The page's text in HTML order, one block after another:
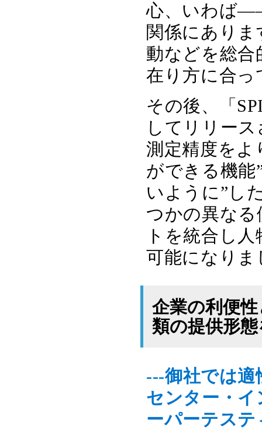
心、いわば
関係にあり
動などを総合
在り方に合
その後、「
してリリー
測定精度をよ
ができる機能
いように”し
つかの異な
トを統合し
可能になりま
企業の利便
類の提供形
---御社では
センター・
ーパーテス